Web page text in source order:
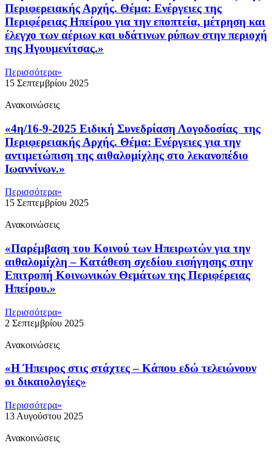
Περιφερειακής Αρχής. Θέμα: Ενέργειες της
Περιφέρειας Ηπείρου για την εποπτεία, μέτρηση και
έλεγχο των αέριων και υδάτινων ρύπων στην περιοχή
της Ηγουμενίτσας.»
Περισσότερα»
15 Σεπτεμβρίου 2025
Ανακοινώσεις
«4η/16-9-2025 Ειδική Συνεδρίαση Λογοδοσίας της
Περιφερειακής Αρχής. Θέμα: Ενέργειες για την
αντιμετώπιση της αιθαλομίχλης στο λεκανοπέδιο
Ιωαννίνων.»
Περισσότερα»
15 Σεπτεμβρίου 2025
Ανακοινώσεις
«Παρέμβαση του Κοινού των Ηπειρωτών για την
αιθαλομίχλη – Κατάθεση σχεδίου εισήγησης στην
Επιτροπή Κοινωνικών Θεμάτων της Περιφέρειας
Ηπείρου.»
Περισσότερα»
2 Σεπτεμβρίου 2025
Ανακοινώσεις
«Η Ήπειρος στις στάχτες – Κάπου εδώ τελειώνουν
οι δικαιολογίες»
Περισσότερα»
13 Αυγούστου 2025
Ανακοινώσεις